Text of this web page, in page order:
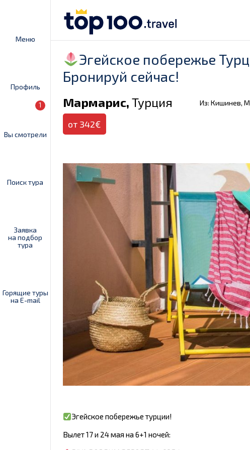
Меню
Профиль
Вы смотрели
1
Поиск тура
Заявка
на подбор
тура
Горящие туры
на E-mail
Эгейское побережье
Бронируй сейчас!
Мармарис, Турция Из: Кишинев,
от 342€
Эгейское побережье турции!
Вылет 17 и 24 мая на 6+1 ночей: